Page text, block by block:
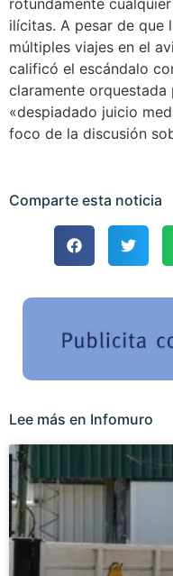
ilícitas. A pesar de que
múltiples viajes en el
calificó el escándalo
claramente orquestada
«despiadado juicio
foco de la discusión
Comparte esta noticia
Lee más en Infomuro